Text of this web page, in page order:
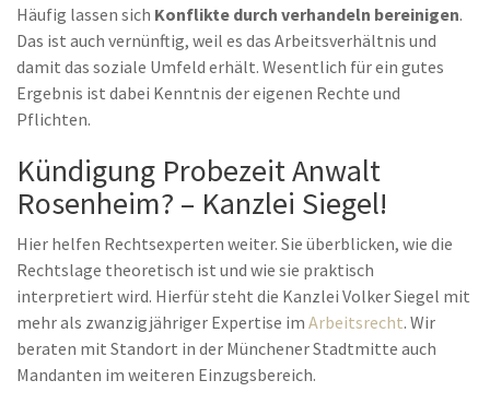
Häufig lassen sich Konflikte durch verhandeln bereinigen.
Das ist auch vernünftig, weil es das Arbeitsverhältnis und
damit das soziale Umfeld erhält. Wesentlich für ein gutes
Ergebnis ist dabei Kenntnis der eigenen Rechte und
Pflichten.
Kündigung Probezeit Anwalt
Rosenheim? – Kanzlei Siegel!
Hier helfen Rechtsexperten weiter. Sie überblicken, wie die
Rechtslage theoretisch ist und wie sie praktisch
interpretiert wird. Hierfür steht die Kanzlei Volker Siegel mit
mehr als zwanzigjähriger Expertise im Arbeitsrecht. Wir
beraten mit Standort in der Münchener Stadtmitte auch
Mandanten im weiteren Einzugsbereich.